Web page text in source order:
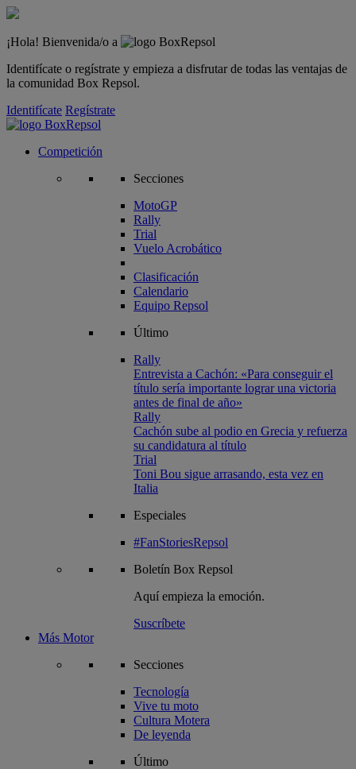
¡Hola! Bienvenida/o a
Identifícate o regístrate y empieza a disfrutar de todas las ventajas de
la comunidad Box Repsol.
Identifícate Regístrate
Competición
Secciones
MotoGP
Rally
Trial
Vuelo Acrobático
Clasificación
Calendario
Equipo Repsol
Último
Rally
Entrevista a Cachón: «Para conseguir el
título sería importante lograr una victoria
antes de final de año»
Rally
Cachón sube al podio en Grecia y refuerza
su candidatura al título
Trial
Toni Bou sigue arrasando, esta vez en
Italia
Especiales
#FanStoriesRepsol
Boletín Box Repsol
Aquí empieza la emoción.
Suscríbete
Más Motor
Secciones
Tecnología
Vive tu moto
Cultura Motera
De leyenda
Último